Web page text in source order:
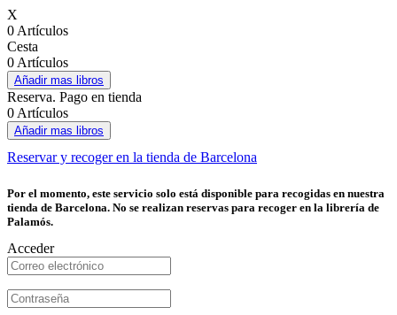
X
0 Artículos
Cesta
0 Artículos
Añadir mas libros
Reserva. Pago en tienda
0 Artículos
Añadir mas libros
Reservar y recoger en la tienda de Barcelona
Por el momento, este servicio solo está disponible para recogidas en nuestra
tienda de Barcelona. No se realizan reservas para recoger en la librería de
Palamós.
Acceder